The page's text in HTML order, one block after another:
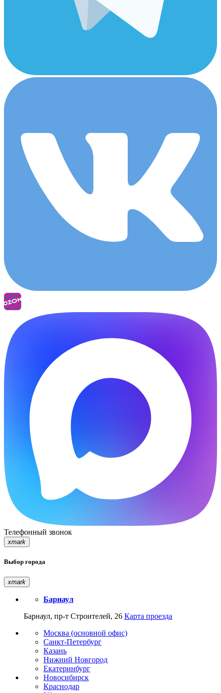
Телефонный звонок
xmark
Выбор города
xmark
Барнаул
Барнаул, пр-т Строителей, 26 Карта проезда
Москва (основной офис)
Санкт-Петербург
Казань
Нижний Новгород
Екатеринбург
Новосибирск
Краснодар